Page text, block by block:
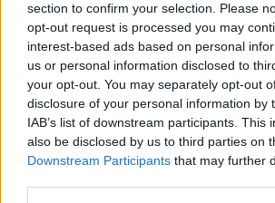
section to confirm your selection. Please
opt-out request is processed you may
interest-based ads based on personal
us or personal information disclosed to
your opt-out. You may separately opt-out
disclosure of your personal information by
IAB’s list of downstream participants. This
also be disclosed by us to third parties on
Downstream Participants that may further
Több mint 10 ezer
majd otthont
függőleges kertje
Greendex Szemle